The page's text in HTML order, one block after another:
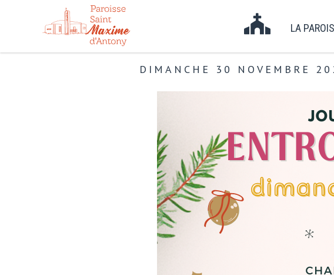
LA
DIMANCHE 30 NOVEMBRE